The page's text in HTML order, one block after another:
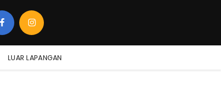
LUAR LAPANGAN